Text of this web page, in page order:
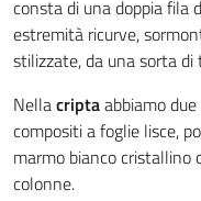
consta di una doppia fila
estremità ricurve,
stilizzate, da una sorta
Nellacriptaabbiamo
compositi a foglie lisce,
marmo bianco cristallino
colonne.